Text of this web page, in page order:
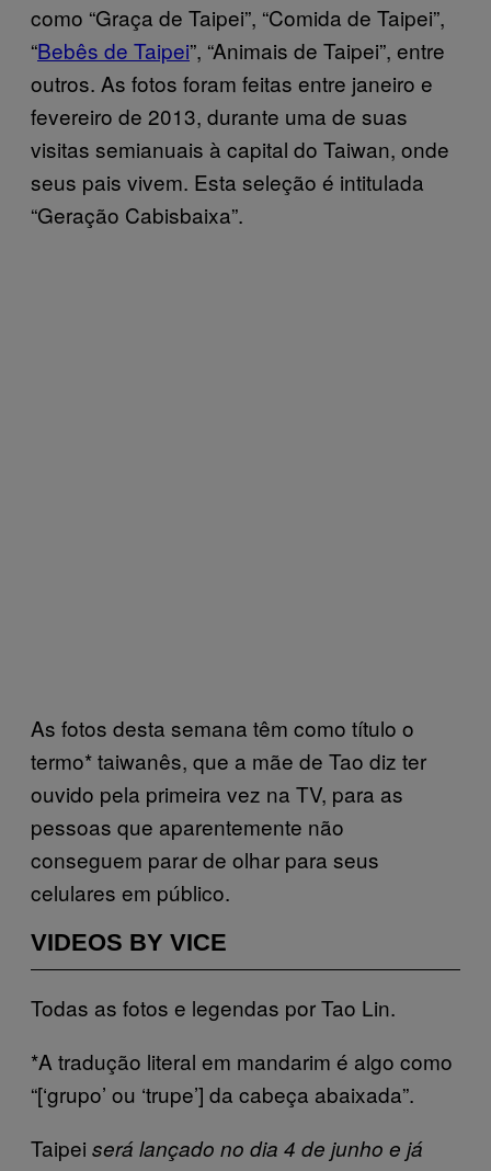
como “Graça de Taipei”, “Comida de Taipei”,
“Bebês de Taipei”, “Animais de Taipei”, entre
outros. As fotos foram feitas entre janeiro e
fevereiro de 2013, durante uma de suas
visitas semianuais à capital do Taiwan, onde
seus pais vivem. Esta seleção é intitulada
“Geração Cabisbaixa”.
As fotos desta semana têm como título o
termo* taiwanês, que a mãe de Tao diz ter
ouvido pela primeira vez na TV, para as
pessoas que aparentemente não
conseguem parar de olhar para seus
celulares em público.
VIDEOS BY VICE
Todas as fotos e legendas por Tao Lin.
*A tradução literal em mandarim é algo como
“[‘grupo’ ou ‘trupe’] da cabeça abaixada”.
Taipei será lançado no dia 4 de junho e já